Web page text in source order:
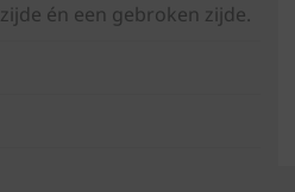
én een gebroken zijde.